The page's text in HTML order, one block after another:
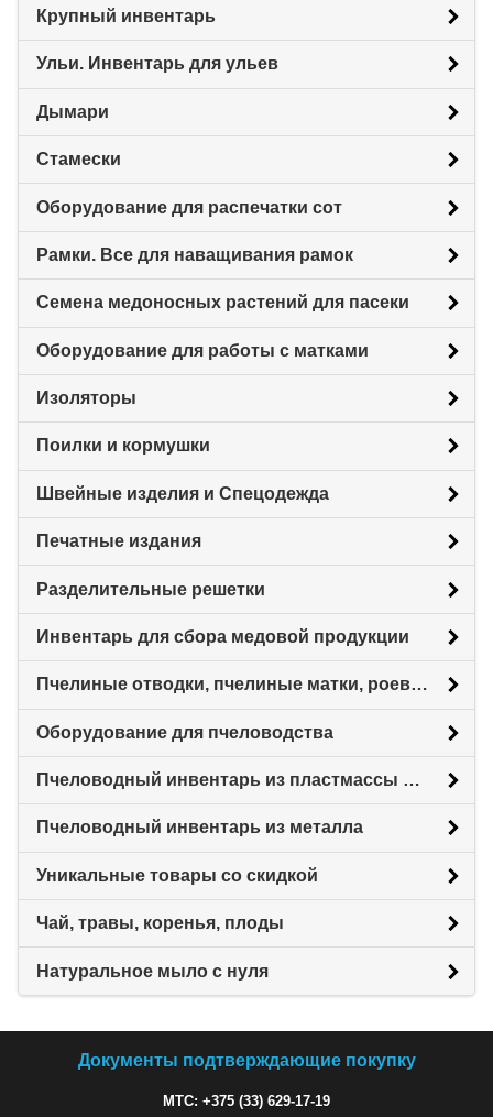
Крупный инвентарь
Ульи. Инвентарь для ульев
Дымари
Стамески
Оборудование для распечатки сот
Рамки. Все для наващивания рамок
Семена медоносных растений для пасеки
Оборудование для работы с матками
Изоляторы
Поилки и кормушки
Швейные изделия и Спецодежда
Печатные издания
Разделительные решетки
Инвентарь для сбора медовой продукции
Пчелиные отводки, пчелиные матки, роевни
Оборудование для пчеловодства
Пчеловодный инвентарь из пластмассы для пасеки
Пчеловодный инвентарь из металла
Уникальные товары со скидкой
Чай, травы, коренья, плоды
Натуральное мыло с нуля
Документы подтверждающие покупку
МТС: +375 (33) 629-17-19